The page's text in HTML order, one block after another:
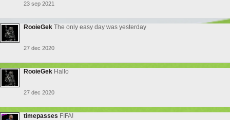
23 sep 2021
RooieGek The only easy day was yesterday
27 dec 2020
RooieGek Hallo
27 dec 2020
timepasses FIFA!